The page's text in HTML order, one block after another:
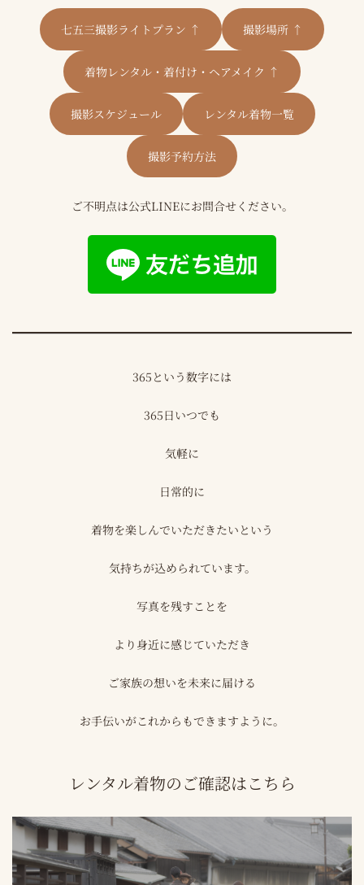
七五三撮影ライトプラン ↑ 撮影場所 ↑
着物レンタル・着付け・ヘアメイク ↑
撮影スケジュール レンタル着物一覧
撮影予約方法
ご不明点は公式LINEにお問合せください。
365という数字には
365日いつでも
気軽に
日常的に
着物を楽しんでいただきたいという
気持ちが込められています。
写真を残すことを
より身近に感じていただき
ご家族の想いを未来に届ける
お手伝いがこれからもできますように。
レンタル着物のご確認はこちら